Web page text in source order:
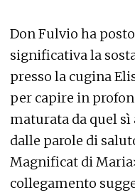
Don Fulvio ha
significativa la
presso la cugina
per capire in
maturata da quel sì
dalle parole di
Magnificat di
collegamento